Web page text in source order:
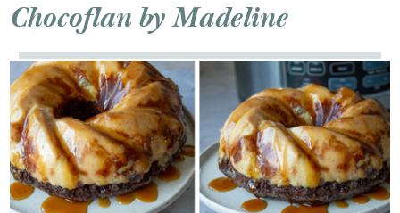
Chocoflan by Madeline